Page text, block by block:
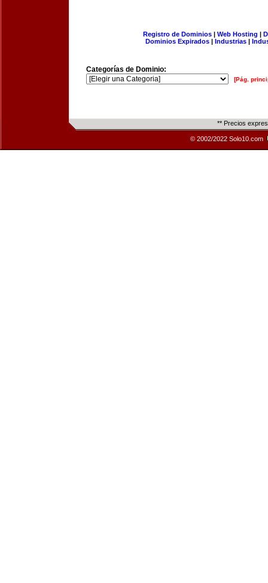
Registro de Dominios| Web Hosting |
Dominios Expirados | Industrias |
Categorías de Dominio:
[Pág.
** Precios
© 2002/2022 Solo10.com